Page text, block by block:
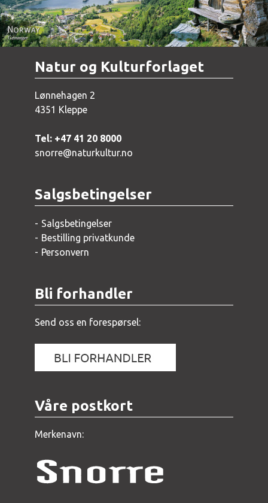
Natur og Kulturforlaget
Lønnehagen 2
4351 Kleppe
Tel: +47 41 20 8000
snorre@naturkultur.no
Salgsbetingelser
Salgsbetingelser
Bestilling privatkunde
Personvern
Bli forhandler
Send oss en forespørsel:
Våre postkort
Merkenavn: